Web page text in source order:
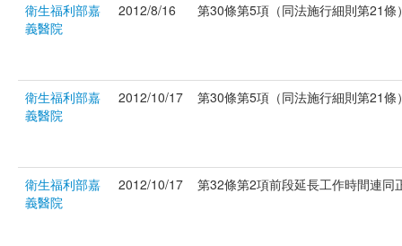
衛生福利部嘉
義醫院
2012/8/16 第30條第5項（同法施行細則第21
衛生福利部嘉
義醫院
2012/10/17 第30條第5項（同法施行細則第21
衛生福利部嘉
義醫院
2012/10/17 第32條第2項前段延長工作時間連